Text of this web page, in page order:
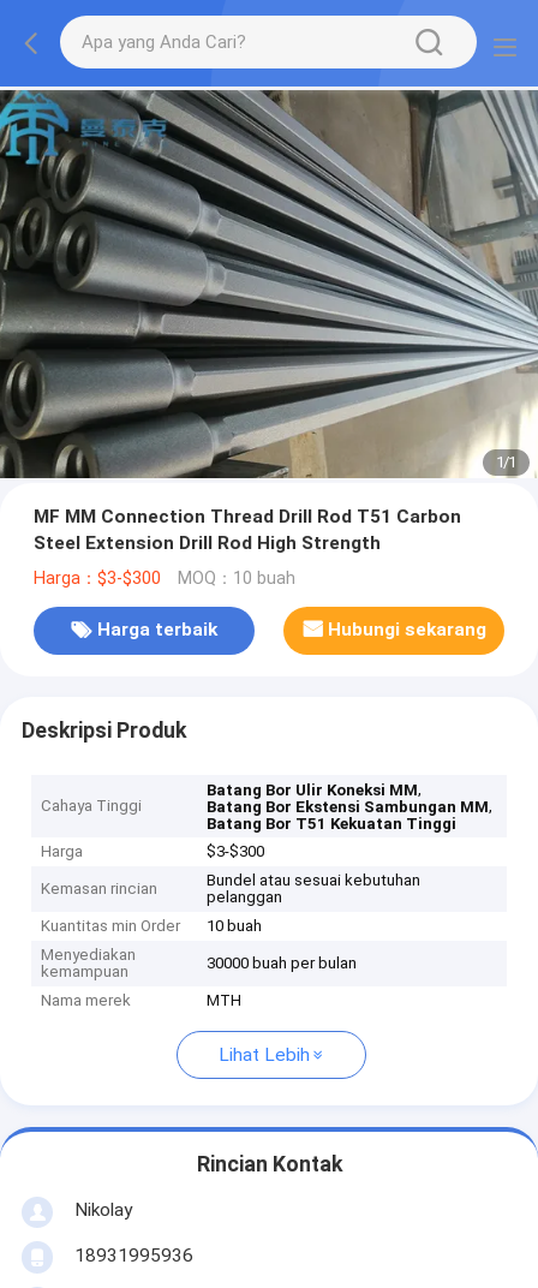
1/1
MF MM Connection Thread Drill Rod T51 Carbon
Steel Extension Drill Rod High Strength
Harga：$3-$300 MOQ：10 buah
Harga terbaik Hubungi sekarang
Deskripsi Produk
Cahaya Tinggi
Batang Bor Ulir Koneksi MM,
Batang Bor Ekstensi Sambungan MM,
Batang Bor T51 Kekuatan Tinggi
Harga
$3-$300
Kemasan rincian
Bundel atau sesuai kebutuhan
pelanggan
Kuantitas min Order
10 buah
Menyediakan
kemampuan
30000 buah per bulan
Nama merek MTH
Lihat Lebih
Rincian Kontak
Nikolay
18931995936